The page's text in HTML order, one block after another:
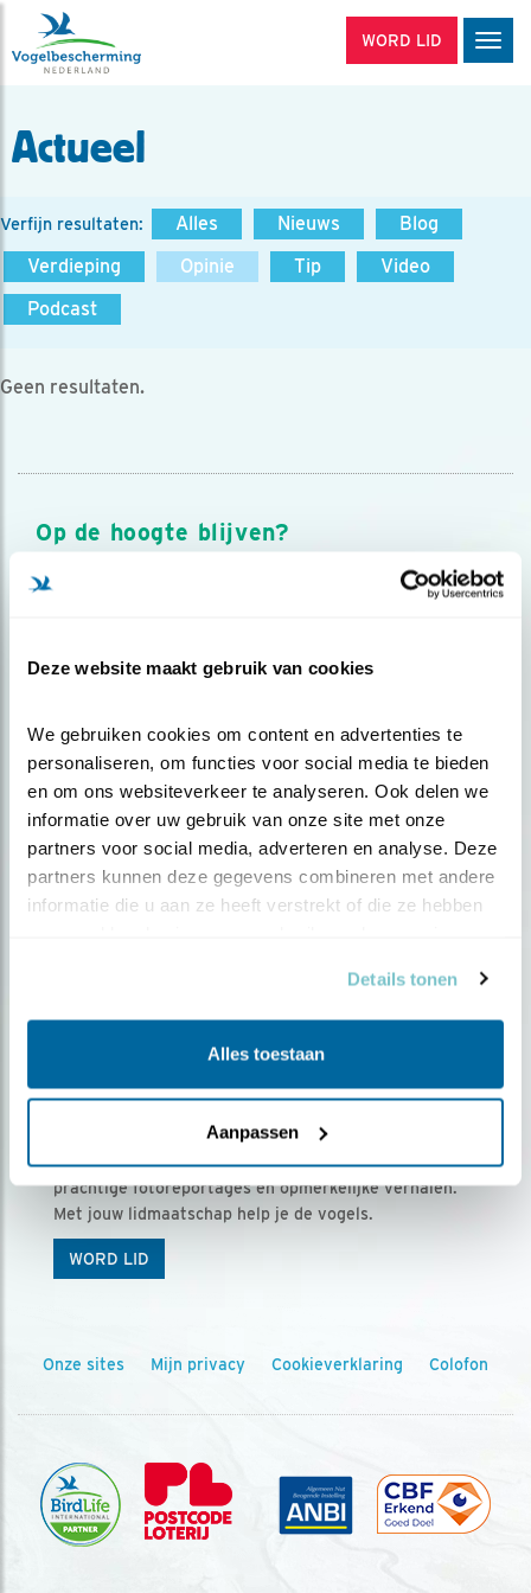
Deze website maakt gebruik van cookies
We gebruiken cookies om content en advertenties te
personaliseren, om functies voor social media te bieden
en om ons websiteverkeer te analyseren. Ook delen we
informatie over uw gebruik van onze site met onze
partners voor social media, adverteren en analyse. Deze
partners kunnen deze gegevens combineren met andere
informatie die u aan ze heeft verstrekt of die ze hebben
Details tonen
Alles toestaan
Aanpassen
WORD LID
Actueel
Verfijn resultaten: Alles Nieuws
Blog
Verdieping
Opinie Tip
Video
Podcast
Geen resultaten.
Op de hoogte blijven?
Meld je aan en ontvang nieuws, inspiratie, acties en tips
over vogels en activiteiten van Vogelbescherming.
Ontvang 5 x Vogels voor € 36,00 per jaar
Vogels is het tijdschrift voor onze leden, met
prachtige fotoreportages en opmerkelijke verhalen.
Met jouw lidmaatschap help je de vogels.
WORD LID
Onze sites Mijn privacy Cookieverklaring Colofon